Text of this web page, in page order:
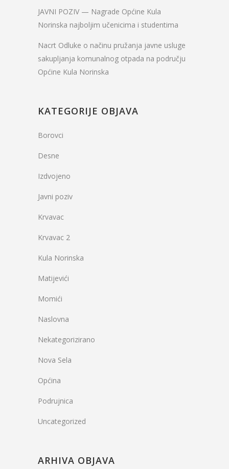
JAVNI POZIV — Nagrade Općine Kula
Norinska najboljim učenicima i studentima
Nacrt Odluke o načinu pružanja javne usluge
sakupljanja komunalnog otpada na području
Općine Kula Norinska
KATEGORIJE OBJAVA
Borovci
Desne
Izdvojeno
Javni poziv
Krvavac
Krvavac 2
Kula Norinska
Matijevići
Momići
Naslovna
Nekategorizirano
Nova Sela
Općina
Podrujnica
Uncategorized
ARHIVA OBJAVA